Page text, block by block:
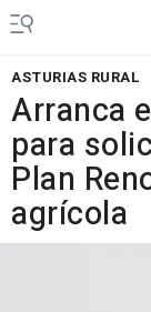
ASTURIAS RURAL
Arranca
para
Plan
agrícola